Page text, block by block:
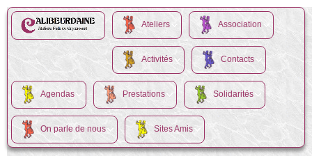
Ateliers Association
Activités Contacts
Agendas Prestations Solidarités
On parle de nous Sites Amis